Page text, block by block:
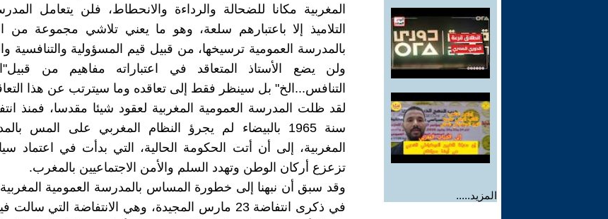
المزيد.....
المغربية مكانا للضحالة والرداءة والانحطاط، فلن يتعامل
التلاميذ إلا باعتبارهم سلعة، وهو ما يعني تلاشي مجموعة من
بالمدرسة العمومية ترسيخها، من قبيل قيم المسؤولية والتنافسية
ولن يضع الأستاذ المتعاقد في اعتباراته مفاهيم من
التنافس...الخ" بل سينظر فقط إلى تعاقده وما سيترتب عن هذا
سنة 1965 بالبيضاء لم يجرؤ النظام المغربي على المس
المغربية، إلى أن أتت الحكومة الحالية، التي بدأت في اعتماد
تزعزع أركان الوطن وتهدد السلم والأمن الاجتماعيين بالمغرب.
وقد سبق أن نبهنا إلى خطورة المساس بالمدرسة العمومية
في ذكرى انتفاضة 23 مارس المجيدة، وهي الانتفاضة التي